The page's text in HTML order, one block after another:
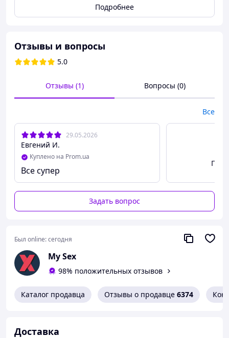
Подробнее
Отзывы и вопросы
5.0
Отзывы (1) Вопросы (0)
Все
29.05.2026
Евгений И.
Куплено на Prom.ua
Все супер
Задать вопрос
Был online:сегодня
My Sex
98% положительных отзывов
Каталог продавца Отзывы о продавце 6374
Доставка